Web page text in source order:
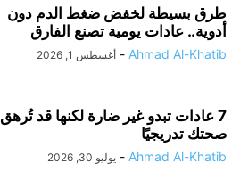
طرق بسيطة لخفض ضغط الدم دون
أدوية.. عادات يومية تصنع الفارق
Ahmad Al-Khatib
- أغسطس 1, 2026
7 عادات تبدو غير ضارة لكنها قد تُرهق
صحتك تدريجيًا
Ahmad Al-Khatib
- يوليو 30, 2026